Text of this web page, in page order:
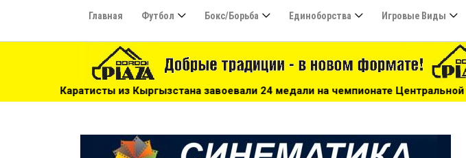
Главная Футбол Бокс/борьба Единоборства Игровые Виды
из Кыргызстана завоевали 24 медали на чемпионате Центральной Азии в Актау - 16:43